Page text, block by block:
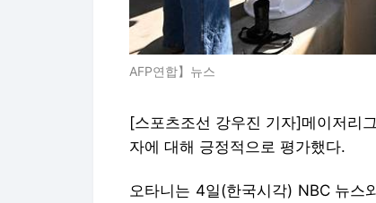
AFP연합】뉴스
[스포츠조선 강우진 기자]메이저리
자에 대해 긍정적으로 평가했다.
오타니는 4일(한국시각) NBC 뉴스